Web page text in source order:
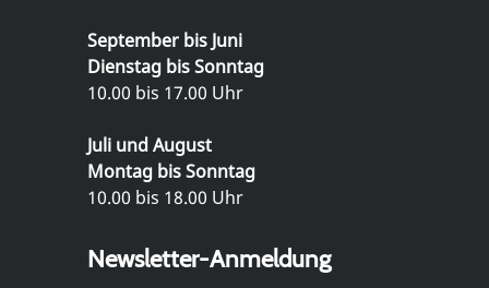
September bis Juni
Dienstag bis Sonntag
10.00 bis 17.00 Uhr
Juli und August
Montag bis Sonntag
10.00 bis 18.00 Uhr
Newsletter-Anmeldung